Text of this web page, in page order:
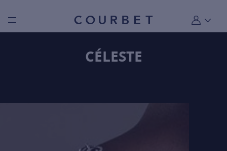
Burger toggle menu Mon
CÉLESTE